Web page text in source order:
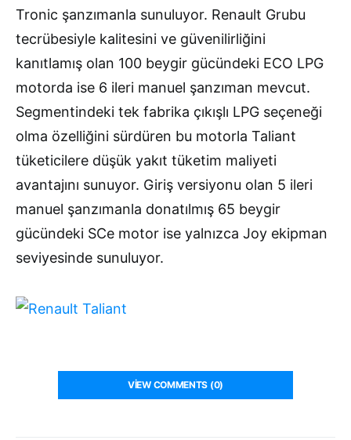
Tronic şanzımanla sunuluyor. Renault Grubu
tecrübesiyle kalitesini ve güvenilirliğini
kanıtlamış olan 100 beygir gücündeki ECO LPG
motorda ise 6 ileri manuel şanzıman mevcut.
Segmentindeki tek fabrika çıkışlı LPG seçeneği
olma özelliğini sürdüren bu motorla Taliant
tüketicilere düşük yakıt tüketim maliyeti
avantajını sunuyor. Giriş versiyonu olan 5 ileri
manuel şanzımanla donatılmış 65 beygir
gücündeki SCe motor ise yalnızca Joy ekipman
seviyesinde sunuluyor.
VIEW COMMENTS (0)